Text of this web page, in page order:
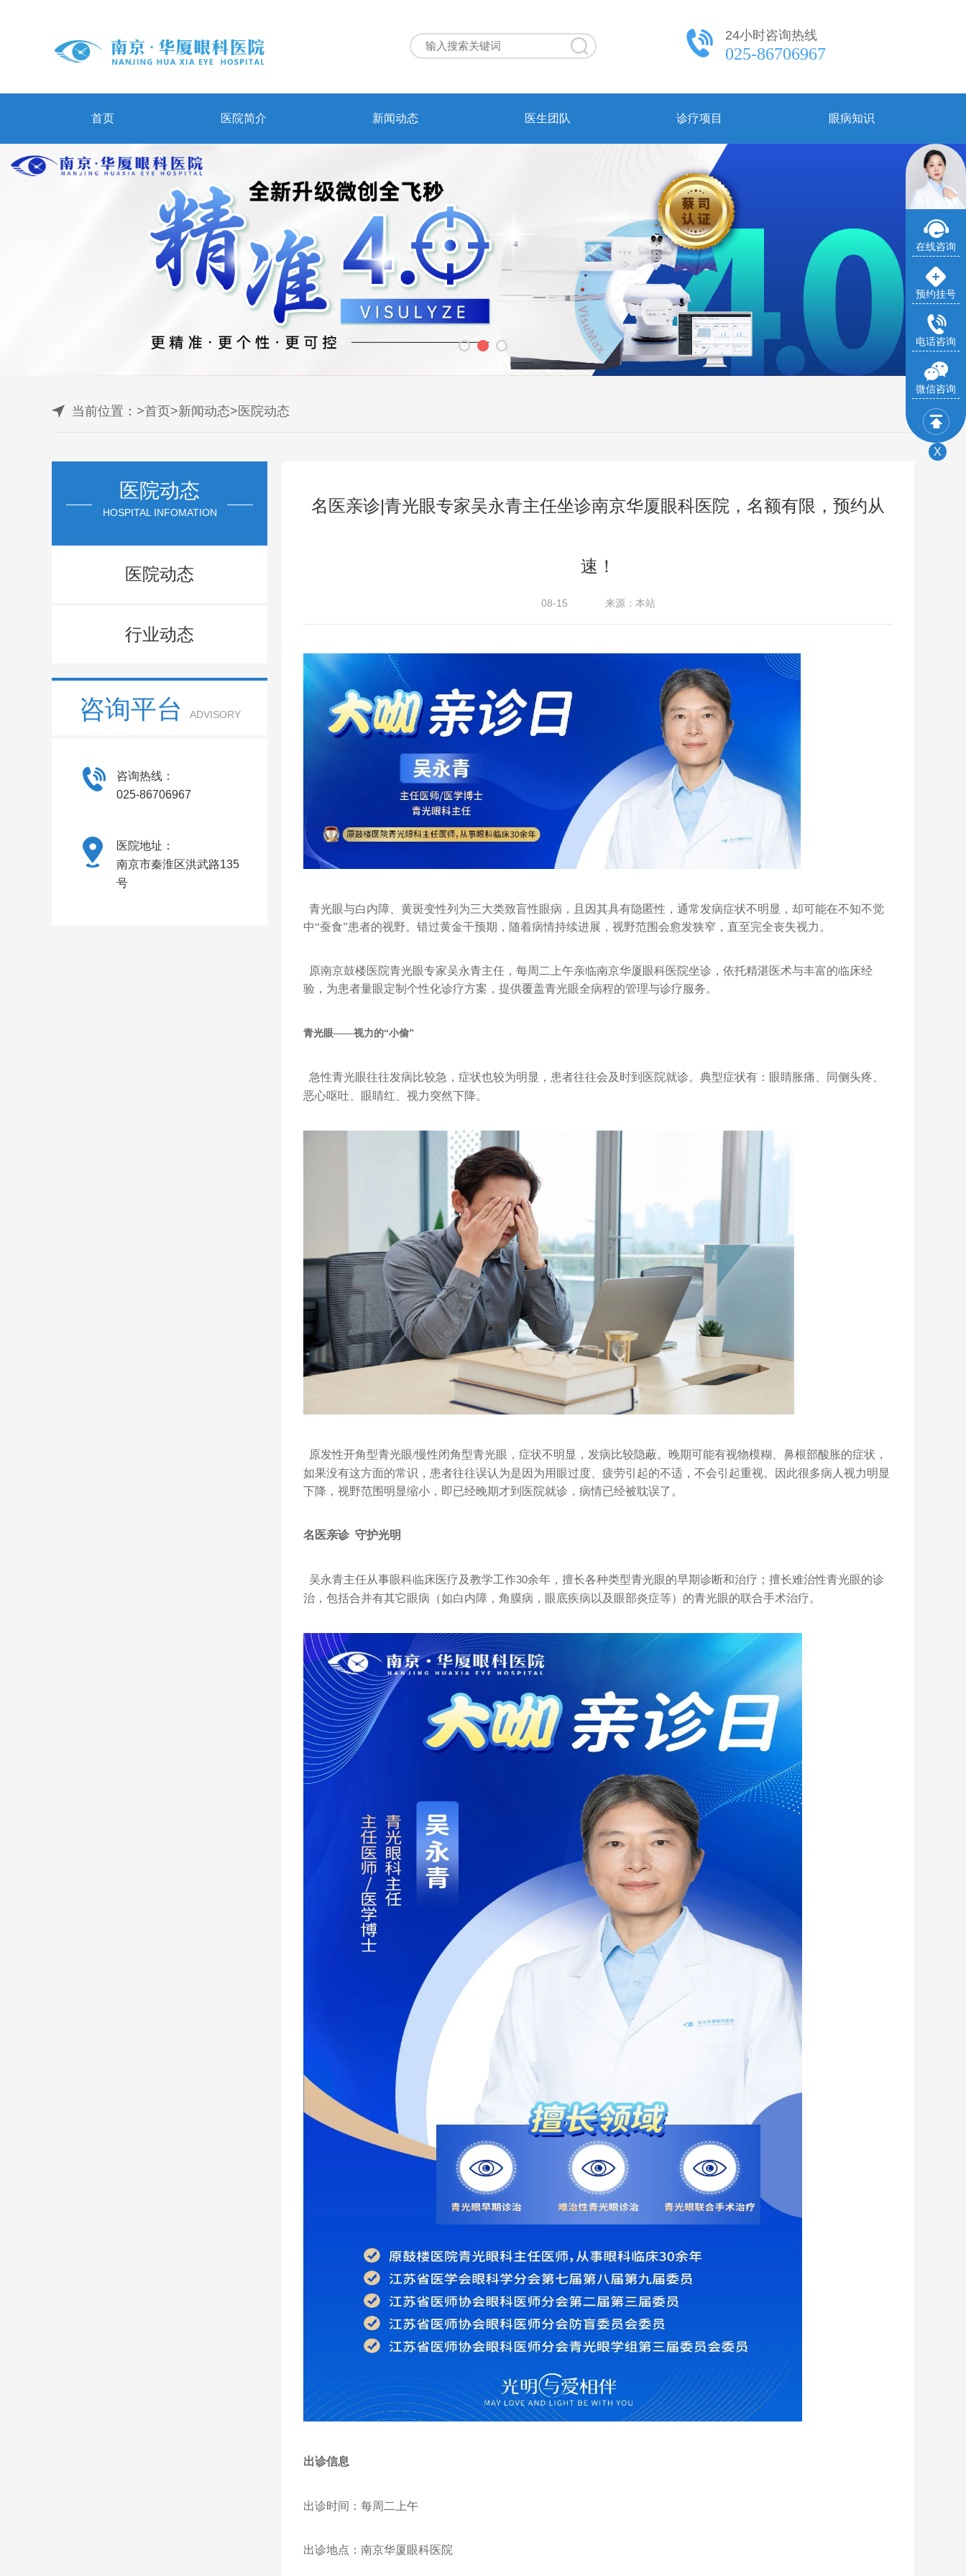
24小时咨询热线
025-86706967
首页 医院简介 新闻动态 医生团队 诊疗项目 眼病知识
当前位置： >首页>新闻动态>医院动态
医院动态
HOSPITAL INFOMATION
医院动态
行业动态
咨询平台 ADVISORY
咨询热线：
025-86706967
医院地址：
南京市秦淮区洪武路135
号
名医亲诊|青光眼专家吴永青主任坐诊南京华厦眼科医院，名额有限，预约从
速！
08-15 来源：本站
青光眼与白内障、黄斑变性列为三大类致盲性眼病，且因其具有隐匿性，通常发病症状不明显，却可能在不知不觉
中“蚕食”患者的视野。错过黄金干预期，随着病情持续进展，视野范围会愈发狭窄，直至完全丧失视力。
原南京鼓楼医院青光眼专家吴永青主任，每周二上午亲临南京华厦眼科医院坐诊，依托精湛医术与丰富的临床经
验，为患者量眼定制个性化诊疗方案，提供覆盖青光眼全病程的管理与诊疗服务。
青光眼——视力的“小偷”
急性青光眼往往发病比较急，症状也较为明显，患者往往会及时到医院就诊。典型症状有：眼睛胀痛、同侧头疼、
恶心呕吐、眼睛红、视力突然下降。
原发性开角型青光眼/慢性闭角型青光眼，症状不明显，发病比较隐蔽。晚期可能有视物模糊、鼻根部酸胀的症状，
如果没有这方面的常识，患者往往误认为是因为用眼过度、疲劳引起的不适，不会引起重视。因此很多病人视力明显
下降，视野范围明显缩小，即已经晚期才到医院就诊，病情已经被耽误了。
名医亲诊 守护光明
吴永青主任从事眼科临床医疗及教学工作30余年，擅长各种类型青光眼的早期诊断和治疗；擅长难治性青光眼的诊
治，包括合并有其它眼病（如白内障，角膜病，眼底疾病以及眼部炎症等）的青光眼的联合手术治疗。
出诊信息
出诊时间：每周二上午
出诊地点：南京华厦眼科医院
X
在线咨询
预约挂号
电话咨询
微信咨询